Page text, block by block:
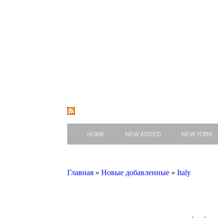
HOME NEW ADDED NEW YORK
Главная » Новые добавленные » Italy